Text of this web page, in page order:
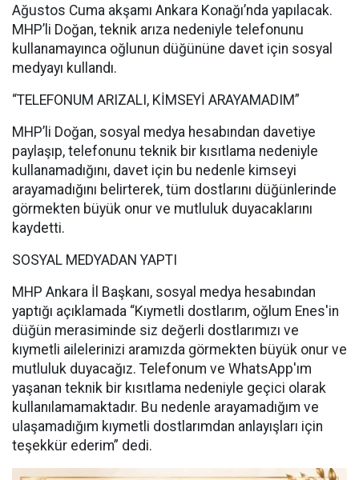
Ağustos Cuma akşamı Ankara Konağı’nda yapılacak.
MHP’li Doğan, teknik arıza nedeniyle telefonunu
kullanamayınca oğlunun düğününe davet için sosyal
medyayı kullandı.
“TELEFONUM ARIZALI, KİMSEYİ ARAYAMADIM”
MHP’li Doğan, sosyal medya hesabından davetiye
paylaşıp, telefonunu teknik bir kısıtlama nedeniyle
kullanamadığını, davet için bu nedenle kimseyi
arayamadığını belirterek, tüm dostlarını düğünlerinde
görmekten büyük onur ve mutluluk duyacaklarını
kaydetti.
SOSYAL MEDYADAN YAPTI
MHP Ankara İl Başkanı, sosyal medya hesabından
yaptığı açıklamada “Kıymetli dostlarım, oğlum Enes'in
düğün merasiminde siz değerli dostlarımızı ve
kıymetli ailelerinizi aramızda görmekten büyük onur ve
mutluluk duyacağız. Telefonum ve WhatsApp'ım
yaşanan teknik bir kısıtlama nedeniyle geçici olarak
kullanılamamaktadır. Bu nedenle arayamadığım ve
ulaşamadığım kıymetli dostlarımdan anlayışları için
teşekkür ederim” dedi.